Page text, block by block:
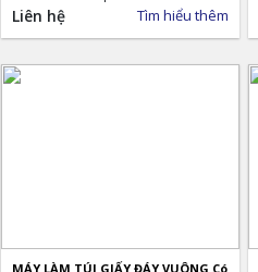
Liên hệ Tìm hiểu thêm
MÁY LÀM TÚI GIẤY ĐÁY VUÔNG Có